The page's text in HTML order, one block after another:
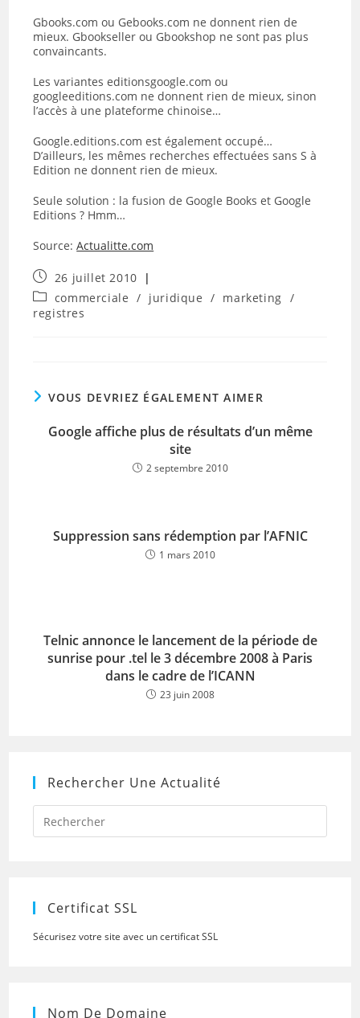
Gbooks.com ou Gebooks.com ne donnent rien de
mieux. Gbookseller ou Gbookshop ne sont pas plus
convaincants.
Les variantes editionsgoogle.com ou
googleeditions.com ne donnent rien de mieux, sinon
l’accès à une plateforme chinoise…
Google.editions.com est également occupé…
D’ailleurs, les mêmes recherches effectuées sans S à
Edition ne donnent rien de mieux.
Seule solution : la fusion de Google Books et Google
Editions ? Hmm…
Source:Actualitte.com
Publication
publiée :
26 juillet 2010
Post
category:
commerciale / juridique / marketing /
registres
VOUS DEVRIEZ ÉGALEMENT AIMER
Google affiche plus de résultats d’un même
site
2 septembre 2010
Suppression sans rédemption par l’AFNIC
1 mars 2010
Telnic annonce le lancement de la période de
sunrise pour .tel le 3 décembre 2008 à Paris
dans le cadre de l’ICANN
23 juin 2008
Rechercher Une Actualité
Press
to
Certificat SSL
Sécurisez votre site avec un certificat SSL
Nom De Domaine